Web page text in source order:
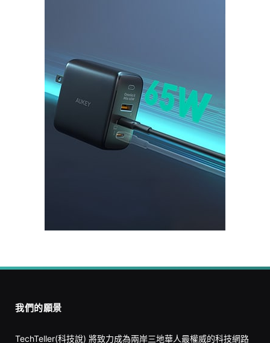
我們的願景
TechTeller(科技說) 將致力成為兩岸三地華人最權威的科技網路